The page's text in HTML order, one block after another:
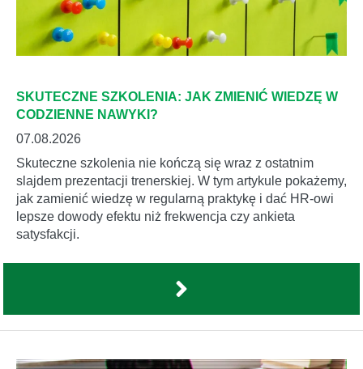
SKUTECZNE SZKOLENIA: JAK ZMIENIĆ WIEDZĘ W
CODZIENNE NAWYKI?
07.08.2026
Skuteczne szkolenia nie kończą się wraz z ostatnim
slajdem prezentacji trenerskiej. W tym artykule pokażemy,
jak zamienić wiedzę w regularną praktykę i dać HR-owi
lepsze dowody efektu niż frekwencja czy ankieta
satysfakcji.